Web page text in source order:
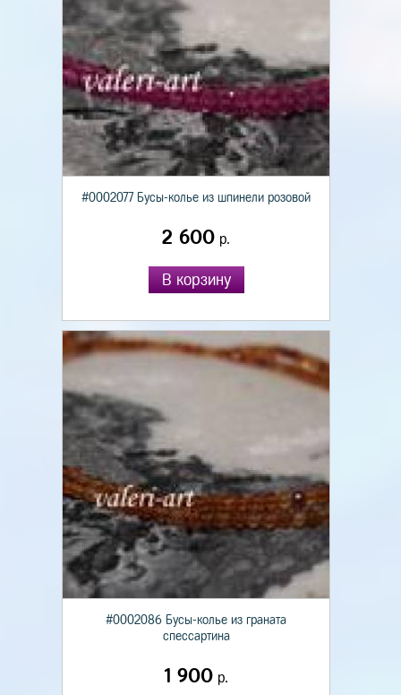
#0002077 Бусы-колье из шпинели розовой
2 600 р.
В корзину
#0002086 Бусы-колье из граната
спессартина
1 900 р.